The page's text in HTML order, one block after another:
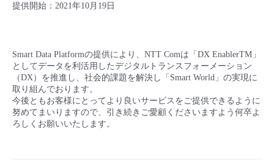
提供開始：2021年10月19日
Smart Data Platformの提供により、NTT Comは「DX EnablerTM」
としてデータを利活用したデジタルトランスフォーメーション
（DX）を推進し、社会的課題を解決し「Smart World」の実現に
取り組んでおります。
今後ともお客様にとってより良いサービスをご提供できるように
努めてまいりますので、引き続きご愛顧くださいますよう何卒よ
ろしくお願いいたします。